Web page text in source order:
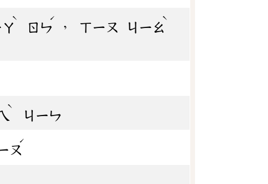
ˋ
ㄖㄣ
ˊ
， ㄒㄧㄡ ㄐㄧㄠ
ˋ
ˋ
ㄐㄧㄣ
ㄡ
ˊ